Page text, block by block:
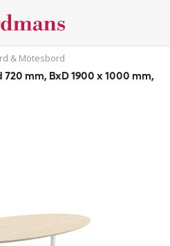
& Mötesbord
mm, BxD 1900 x 1000 mm,